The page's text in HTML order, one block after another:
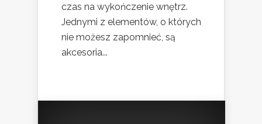
czas na wykończenie wnętrz.
Jednymi z elementów, o których
nie możesz zapomnieć, są
akcesoria...